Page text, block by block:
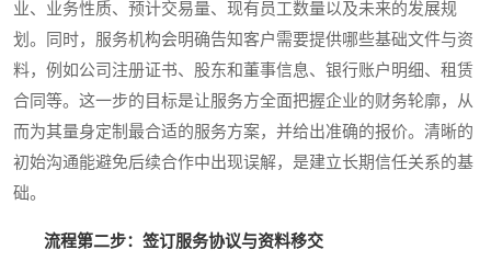
业、业务性质、预计交易量、现有员工数量以及未来的发展规
划。同时，服务机构会明确告知客户需要提供哪些基础文件与资
料，例如公司注册证书、股东和董事信息、银行账户明细、租赁
合同等。这一步的目标是让服务方全面把握企业的财务轮廓，从
而为其量身定制最合适的服务方案，并给出准确的报价。清晰的
初始沟通能避免后续合作中出现误解，是建立长期信任关系的基
础。
流程第二步：签订服务协议与资料移交